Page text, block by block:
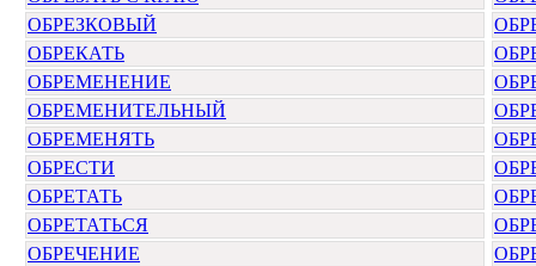
ОБРЕЗКОВЫЙ
ОБРЕКАТЬ
ОБРЕМЕНЕНИЕ
ОБРЕМЕНИТЕЛЬНЫЙ
ОБРЕМЕНЯТЬ
ОБРЕСТИ
ОБРЕТАТЬ
ОБРЕТАТЬСЯ
ОБРЕЧЕНИЕ